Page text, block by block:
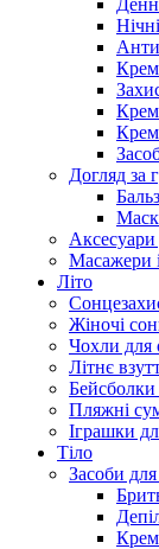
Догляд за
Масажери
Літо
Жіночі
Чохли для
Літнє
Бейсболки
Пляжні
Іграшки
Тіло
Засоби для
Крем